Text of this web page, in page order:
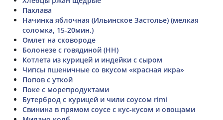
Пахлава
Начинка яблочная (Ильинское Застолье) (мелкая
соломка, 15-20мин.)
Омлет на сковороде
Болонезе с говядиной (HH)
Котлета из курицей и индейки с сыром
Чипсы пшеничные со вкусом «красная икра»
Попов с уткой
Поке с морепродуктами
Бутерброд с курицей и чили соусом rimi
Свинина в прямом соусе с кус-кусом и овощами